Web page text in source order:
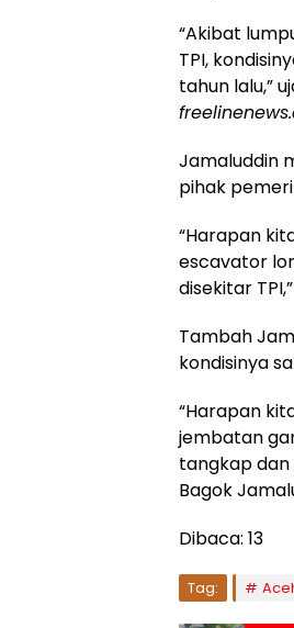
“Akibat
TPI,
tahun lalu,”
Jamaluddin
pihak
“Harapan
escavator
disekitar
Tambah
kondisinya
“Harapan
jembatan
tangkap dan
Bagok
Dibaca: 13
Tag: